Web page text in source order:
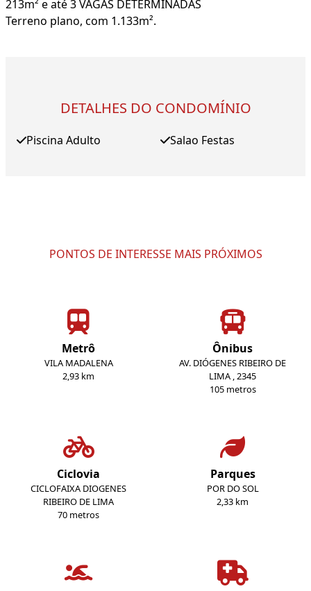
213m² e até 3 VAGAS DETERMINADAS
Terreno plano, com 1.133m².
DETALHES DO CONDOMÍNIO
Piscina Adulto Salao Festas
PONTOS DE INTERESSE MAIS PRÓXIMOS
Metrô
VILA MADALENA
2,93 km
Ônibus
AV. DIÓGENES RIBEIRO DE
LIMA , 2345
105 metros
Ciclovia
CICLOFAIXA DIOGENES
RIBEIRO DE LIMA
70 metros
Parques
POR DO SOL
2,33 km